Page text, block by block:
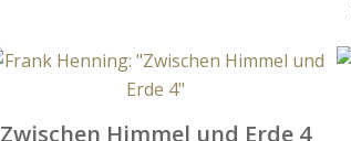
Zwischen Himmel und Erde 4